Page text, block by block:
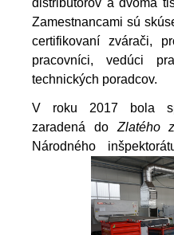
distribútorov a dvoma
Zamestnancami sú
certifikovaní zvárači,
pracovníci, vedúci
technických poradcov.
V roku 2017 bola
zaradená do Zlatého
Národného